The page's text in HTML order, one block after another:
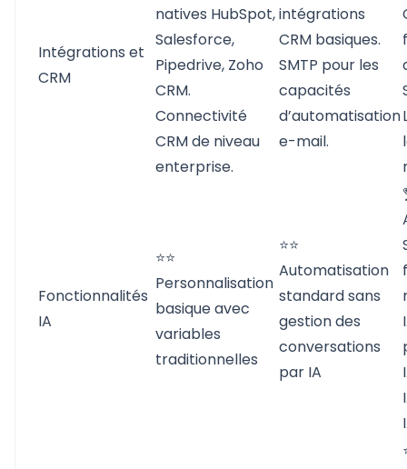
Intégrations et
CRM
natives HubSpot,
Salesforce,
Pipedrive, Zoho
CRM.
Connectivité
CRM de niveau
enterprise.
intégrations
CRM basiques.
SMTP pour les
capacités
d’automatisation
e-mail.
Fonctionnalités
IA
⭐⭐
Personnalisation
basique avec
variables
traditionnelles
⭐⭐
Automatisation
standard sans
gestion des
conversations
par IA